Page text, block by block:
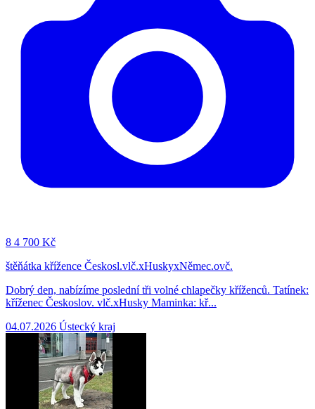
8 4 700 Kč
štěňátka křížence Českosl.vlč.xHuskyxNěmec.ovč.
Dobrý den, nabízíme poslední tři volné chlapečky kříženců. Tatínek:
kříženec Českoslov. vlč.xHusky Maminka: kř...
04.07.2026 Ústecký kraj